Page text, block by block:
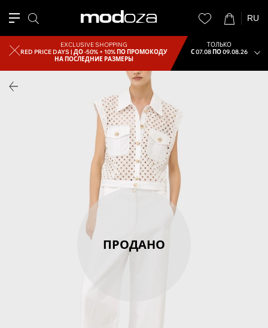
RU
EXCLUSIVE SHOPPING
RED PRICE DAYS |ДО -50% + 10% ПО ПРОМОКОДУ
НА ПОСЛЕДНИЕ РАЗМЕРЫ
ТОЛЬКО
С 07.08 ПО 09.08.26
ПРОДАНО